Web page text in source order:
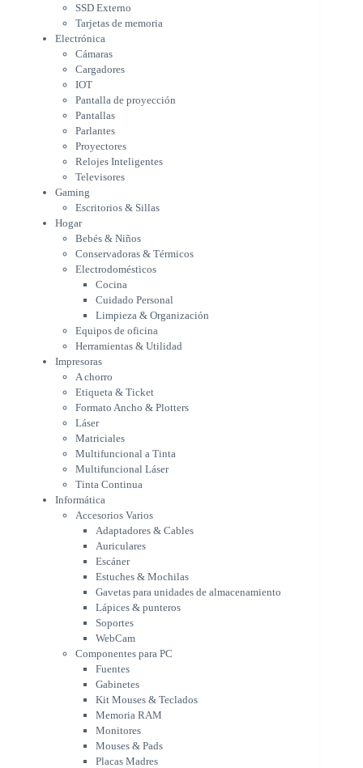
Proyectores
Relojes Inteligentes
Televisores
Gaming
Escritorios & Sillas
Hogar
Bebés & Niños
Conservadoras & Térmicos
Electrodomésticos
Cocina
Cuidado Personal
Limpieza & Organización
Equipos de oficina
Herramientas & Utilidad
Impresoras
A chorro
Etiqueta & Ticket
Formato Ancho & Plotters
Matriciales
Multifuncional a Tinta
Tinta Continua
Informática
Accesorios Varios
Adaptadores & Cables
Auriculares
Escáner
Estuches & Mochilas
Gavetas para unidades de
almacenamiento
Lápices & punteros
Soportes
WebCam
Componentes para PC
Fuentes
Gabinetes
Kit Mouses & Teclados
Memoria RAM
Monitores
Mouses & Pads
Placas Madres
Procesadores
Refrigeración & Enfriamiento
Tarjetas Gráficas
Teclados
Equipos NUC
SSD Externo
Tarjetas de memoria
Electrónica
Cámaras
Cargadores
IOT
Pantalla de proyección
Pantallas
Parlantes
Proyectores
Relojes Inteligentes
Televisores
Gaming
Escritorios & Sillas
Hogar
Bebés & Niños
Conservadoras & Térmicos
Electrodomésticos
Cocina
Cuidado Personal
Limpieza & Organización
Equipos de oficina
Herramientas & Utilidad
Impresoras
A chorro
Etiqueta & Ticket
Formato Ancho & Plotters
Láser
Matriciales
Multifuncional a Tinta
Multifuncional Láser
Tinta Continua
Informática
Accesorios Varios
Adaptadores & Cables
Auriculares
Escáner
Estuches & Mochilas
Gavetas para unidades de almacenamiento
Lápices & punteros
Soportes
WebCam
Componentes para PC
Fuentes
Gabinetes
Kit Mouses & Teclados
Memoria RAM
Monitores
Mouses & Pads
Placas Madres